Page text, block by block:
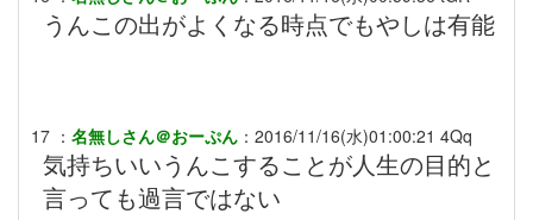
うんこの出がよくなる時点でもやしは有能
17 ： 名無しさん＠おーぷん ： 2016/11/16(水)01:00:21 4Qq
気持ちいいうんこすることが人生の目的と
言っても過言ではない